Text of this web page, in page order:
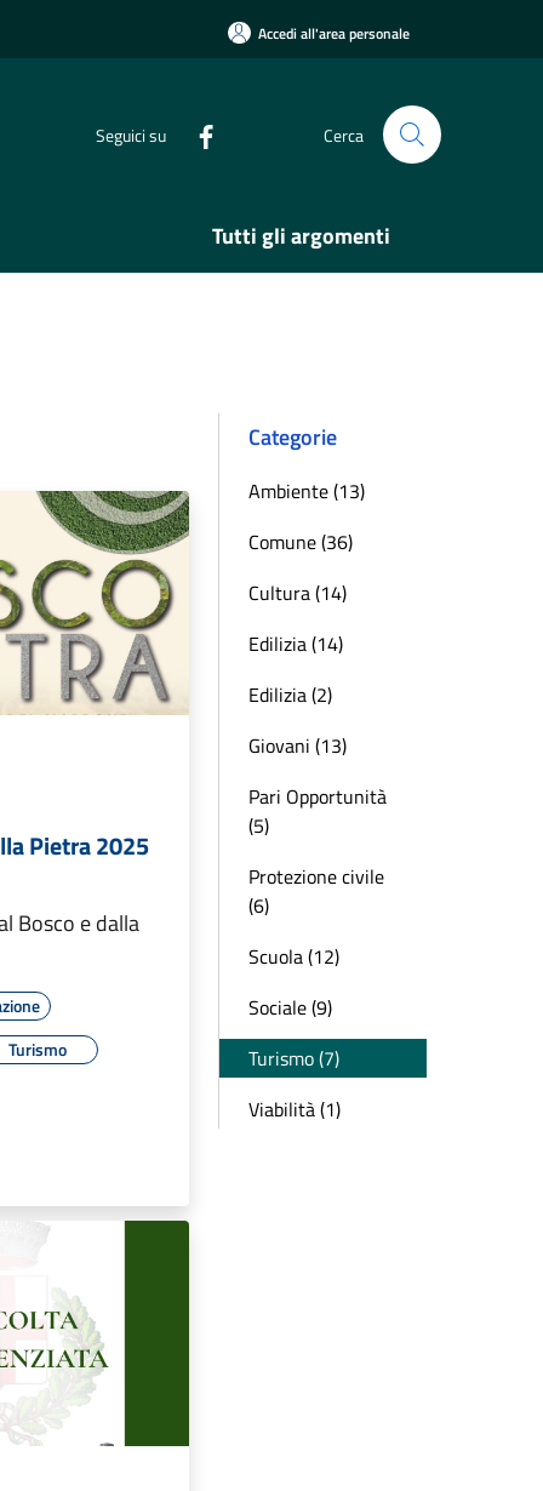
Accedi all'area personale
Seguici su Cerca
Tutti gli argomenti
Pietra 2025
Bosco e dalla
Turismo
Categorie
Ambiente (13)
Comune (36)
Cultura (14)
Edilizia (14)
Edilizia (2)
Giovani (13)
Pari Opportunità
(5)
Protezione civile
(6)
Scuola (12)
Sociale (9)
Turismo (7)
Viabilità (1)